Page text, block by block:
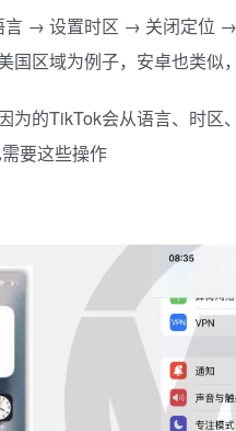
→ 设置时区 → 关闭定位
国区域为例子，安卓也类似
为的TikTok会从语言、时区
要这些操作